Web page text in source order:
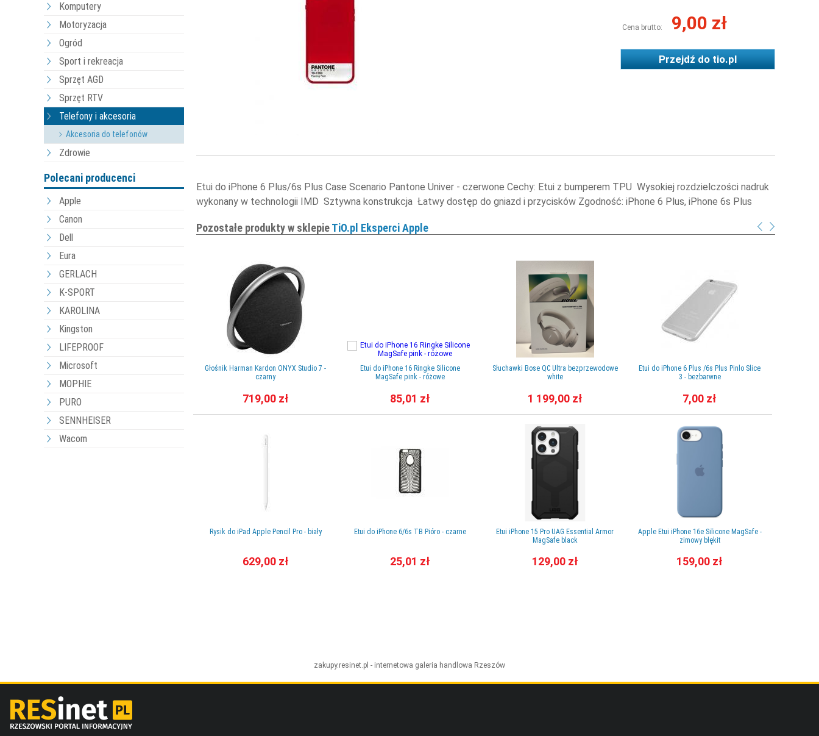
Komputery
Motoryzacja
Ogród
Sport i rekreacja
Sprzęt AGD
Sprzęt RTV
Telefony i akcesoria
Akcesoria do telefonów
Zdrowie
Polecani producenci
Apple
Canon
Dell
Eura
GERLACH
K-SPORT
KAROLINA
Kingston
LIFEPROOF
Microsoft
MOPHIE
PURO
SENNHEISER
Wacom
Cena brutto: 9,00 zł
Przejdź dotio.pl
Etui do iPhone 6 Plus/6s Plus Case Scenario Pantone Univer - czerwone Cechy: Etui z bumperem TPU Wysokiej rozdzielczości nadruk
wykonany w technologii IMD Sztywna konstrukcja Łatwy dostęp do gniazd i przycisków Zgodność: iPhone 6 Plus, iPhone 6s Plus
Pozostałe produkty w sklepieTiO.pl Eksperci Apple
Głośnik Harman Kardon ONYX Studio 7 -
czarny
719,00 zł
Rysik do iPad Apple Pencil Pro - biały
629,00 zł
Etui do iPhone 16 Ringke Silicone
MagSafe pink - różowe
85,01 zł
Etui do iPhone 6/6s TB Pióro - czarne
25,01 zł
Słuchawki Bose QC Ultra bezprzewodowe
white
1 199,00 zł
Etui iPhone 15 Pro UAG Essential Armor
MagSafe black
129,00 zł
Etui do iPhone 6 Plus /6s Plus Pinlo Slice
3 - bezbarwne
7,00 zł
Apple Etui iPhone 16e Silicone MagSafe -
zimowy błękit
159,00 zł
zakupy.resinet.pl - internetowa galeria handlowa Rzeszów